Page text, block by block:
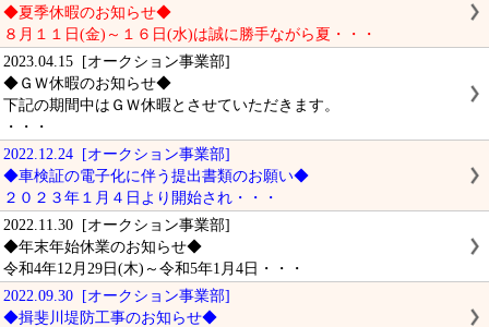
◆夏季休暇のお知らせ◆
８月１１日(金)～１６日(水)は誠に勝手ながら夏・・・
2023.04.15 [オークション事業部]
◆ＧＷ休暇のお知らせ◆
下記の期間中はＧＷ休暇とさせていただきます。
・・・
2022.12.24 [オークション事業部]
◆車検証の電子化に伴う提出書類のお願い◆
２０２３年１月４日より開始され・・・
2022.11.30 [オークション事業部]
◆年末年始休業のお知らせ◆
令和4年12月29日(木)～令和5年1月4日・・・
2022.09.30 [オークション事業部]
◆揖斐川堤防工事のお知らせ◆